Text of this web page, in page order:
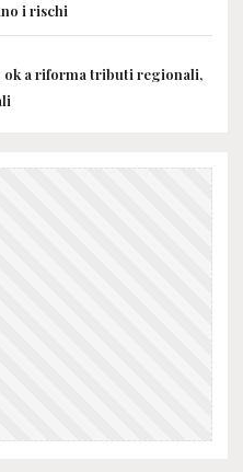
i rischi
ok a riforma tributi regionali,